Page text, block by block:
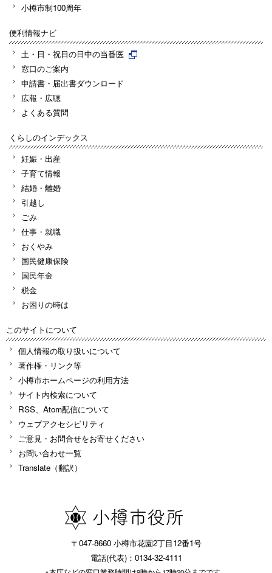
小樽市制100周年
便利情報ナビ
土・日・祝日の日中の当番医
窓口のご案内
申請書・届出書ダウンロード
広報・広聴
よくある質問
くらしのインデックス
妊娠・出産
子育て情報
結婚・離婚
引越し
ごみ
仕事・就職
おくやみ
国民健康保険
国民年金
税金
お困りの時は
このサイトについて
個人情報の取り扱いについて
著作権・リンク等
小樽市ホームページの利用方法
サイト内検索について
RSS、Atom配信について
ウェブアクセシビリティ
ご意見・お問合せをお寄せください
お問い合わせ一覧
Translate（翻訳）
〒047-8660 小樽市花園2丁目12番1号
電話(代表)：0134-32-4111